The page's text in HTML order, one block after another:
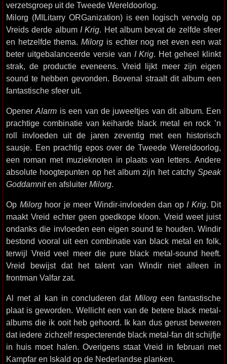
verzetsgroep uit de Tweede Wereldoorlog.
Milorg (MILitarry ORGanization) is een logisch vervolg op
Vreids derde album I Krig. Het album bevat de zelfde sfeer
en hetzelfde thema.Milorg is echter nog net even een wat
beter uitgebalanceerde versie van I Krig. Het geheel klinkt
strak, de productie eveneens. Vreid lijkt meer zijn eigen
sound te hebben gevonden. Bovenal straalt dit album een
fantastische sfeer uit.
OpenerAlarm is een van de juweeltjes van dit album. Een
prachtige combinatie van keiharde black metal en rock ’n
roll invloeden uit de jaren zeventig met een historisch
sausje. Een prachtig epos over de Tweede Wereldoorlog,
een roman met muzieknoten in plaats van letters. Andere
absolute hoogtepunten op het album zijn het catchy Speak
Goddamniten afsluiter Milorg.
Op Milorghoor je meer Windir-invloeden dan op I Krig. Dit
maakt Vreid echter geen goedkope kloon. Vreid weet juist
ondanks die invloeden een eigen sound te houden. Windir
bestond vooral uit een combinatie van black metal en folk,
terwijl Vreid veel meer die pure black metal-sound heeft.
Vreid bewijst dat het talent van Windir niet alleen in
frontman Valfar zat.
Al met al kan in concluderen dat Milorgeen fantastische
plaat is geworden. Wellicht een van de betere black metal-
albums die ik ooit heb gehoord. Ik kan dus gerust beweren
dat iedere zichzelf respecterende black metal-fan dit schijfje
in huis moet halen. Overigens staat Vreid in februari met
Kampfar en Iskald op de Nederlandse planken.